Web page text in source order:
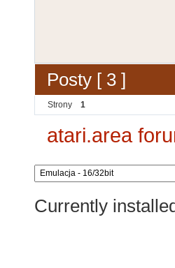
Posty [ 3 ]
Strony 1
atari.area
Currently